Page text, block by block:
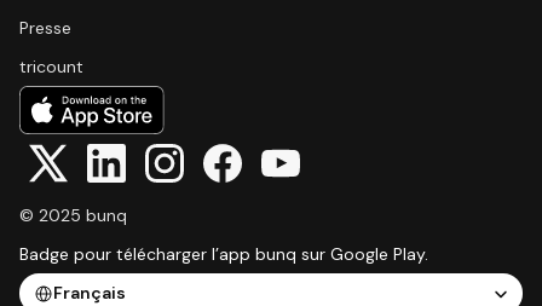
Presse
tricount
© 2025 bunq
Badge pour télécharger l’app bunq sur Google Play.
Select Language
Français